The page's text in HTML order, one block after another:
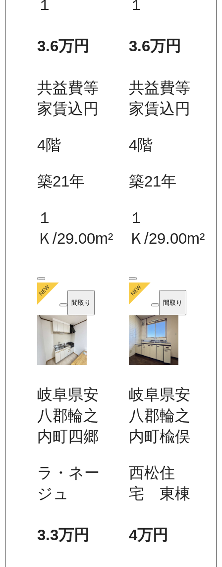
１
3.6万円
共益費等
家賃込円
4階
築21年
１
Ｋ/29.00m²
１
3.6万円
共益費等
家賃込円
4階
築21年
１
Ｋ /29.00m²
間取り
岐阜県安
八郡輪之
内町四郷
ラ・ネー
ジュ
3.3万円
間取り
岐阜県安
八郡輪之
内町楡俣
西松住
宅 東棟
4万円